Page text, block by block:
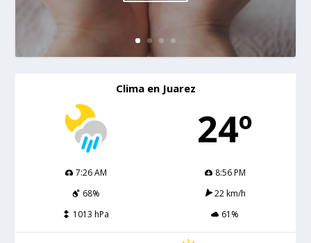
Clima en Juarez
24º
7:26 AM
8:56 PM
68%
22 km/h
1013 hPa
61%